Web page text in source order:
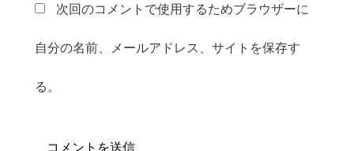
次回のコメントで使用するためブラウザーに
自分の名前、メールアドレス、サイトを保存す
る。